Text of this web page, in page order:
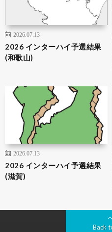
2026.07.13
2026 インターハイ予選結果
(和歌山)
2026.07.13
2026 インターハイ予選結果
(滋賀)
Back